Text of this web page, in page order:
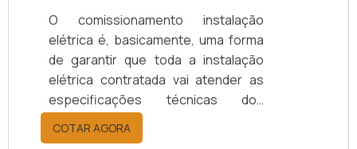
O comissionamento instalação
elétrica é, basicamente, uma forma
de garantir que toda a instalação
elétrica contratada vai atender as
especificações técnicas dos
projetos e memoriais, preservando
a integridade dos usuários e
COTAR AGORA